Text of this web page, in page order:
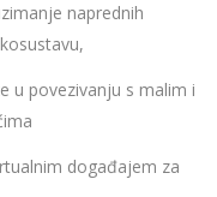
naprednih
u povezivanju s malim i
događajem za